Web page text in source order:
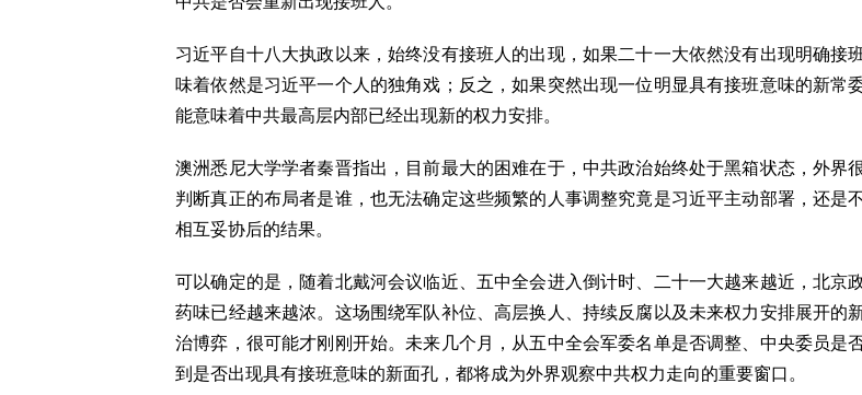
习近平自十八大执政以来，始终没有接班人的出现，如果二十一大依然没有出现明确接
味着依然是习近平一个人的独角戏；反之，如果突然出现一位明显具有接班意味的新常
能意味着中共最高层内部已经出现新的权力安排。
澳洲悉尼大学学者秦晋指出，目前最大的困难在于，中共政治始终处于黑箱状态，外界
判断真正的布局者是谁，也无法确定这些频繁的人事调整究竟是习近平主动部署，还是
相互妥协后的结果。
可以确定的是，随着北戴河会议临近、五中全会进入倒计时、二十一大越来越近，北京
药味已经越来越浓。这场围绕军队补位、高层换人、持续反腐以及未来权力安排展开的
治博弈，很可能才刚刚开始。未来几个月，从五中全会军委名单是否调整、中央委员是
到是否出现具有接班意味的新面孔，都将成为外界观察中共权力走向的重要窗口。